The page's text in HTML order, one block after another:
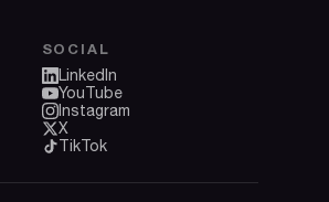
SOCIAL
LinkedIn
YouTube
Instagram
X
TikTok